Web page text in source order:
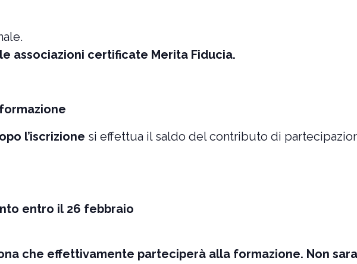
associazioni certificate Merita Fiducia.
l’iscrizione si effettua il saldo del contributo di
entro il 26 febbraio
che effettivamente parteciperà alla formazione. Non